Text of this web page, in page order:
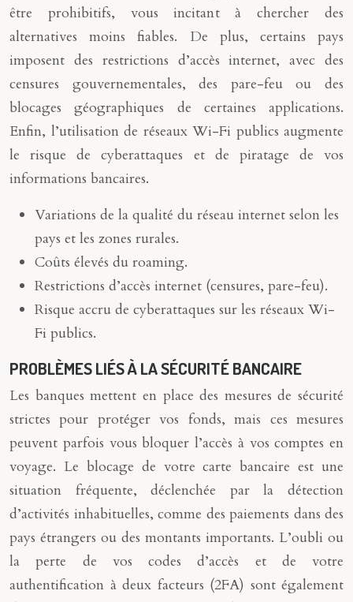
être prohibitifs, vous incitant à chercher des
alternatives moins fiables. De plus, certains pays
imposent des restrictions d’accès internet, avec des
censures gouvernementales, des pare-feu ou des
blocages géographiques de certaines applications.
Enfin, l’utilisation de réseaux Wi-Fi publics augmente
le risque de cyberattaques et de piratage de vos
informations bancaires.
Variations de la qualité du réseau internet selon les
pays et les zones rurales.
Coûts élevés du roaming.
Restrictions d’accès internet (censures, pare-feu).
Risque accru de cyberattaques sur les réseaux Wi-
Fi publics.
PROBLÈMES LIÉS À LA SÉCURITÉ BANCAIRE
Les banques mettent en place des mesures de sécurité
strictes pour protéger vos fonds, mais ces mesures
peuvent parfois vous bloquer l’accès à vos comptes en
voyage. Le blocage de votre carte bancaire est une
situation fréquente, déclenchée par la détection
d’activités inhabituelles, comme des paiements dans des
pays étrangers ou des montants importants. L’oubli ou
la perte de vos codes d’accès et de votre
authentification à deux facteurs (2FA) sont également